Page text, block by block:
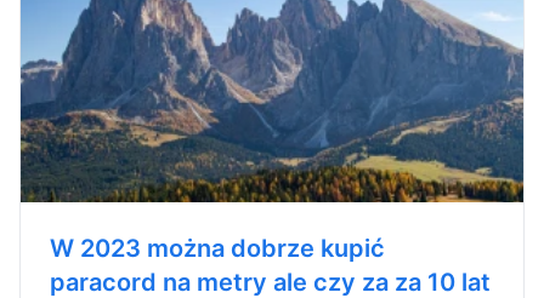
W 2023 można dobrze kupić
paracord na metry ale czy za za 10 lat